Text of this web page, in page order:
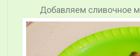
Добавляем сливочное